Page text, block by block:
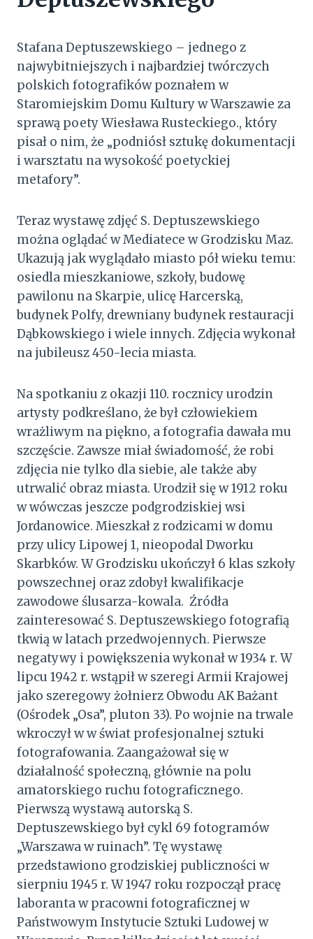
Stafana Deptuszewskiego – jednego z
najwybitniejszych i najbardziej twórczych
polskich fotografików poznałem w
Staromiejskim Domu Kultury w Warszawie za
sprawą poety Wiesława Rusteckiego., który
pisał o nim, że „podniósł sztukę dokumentacji
i warsztatu na wysokość poetyckiej
metafory”.
Teraz wystawę zdjęć S. Deptuszewskiego
można oglądać w Mediatece w Grodzisku Maz.
Ukazują jak wyglądało miasto pół wieku temu:
osiedla mieszkaniowe, szkoły, budowę
pawilonu na Skarpie, ulicę Harcerską,
budynek Polfy, drewniany budynek restauracji
Dąbkowskiego i wiele innych. Zdjęcia wykonał
na jubileusz 450-lecia miasta.
Na spotkaniu z okazji 110. rocznicy urodzin
artysty podkreślano, że był człowiekiem
wrażliwym na piękno, a fotografia dawała mu
szczęście. Zawsze miał świadomość, że robi
zdjęcia nie tylko dla siebie, ale także aby
utrwalić obraz miasta. Urodził się w 1912 roku
w wówczas jeszcze podgrodziskiej wsi
Jordanowice. Mieszkał z rodzicami w domu
przy ulicy Lipowej 1, nieopodal Dworku
Skarbków. W Grodzisku ukończył 6 klas szkoły
powszechnej oraz zdobył kwalifikacje
zawodowe ślusarza-kowala. Źródła
zainteresować S. Deptuszewskiego fotografią
tkwią w latach przedwojennych. Pierwsze
negatywy i powiększenia wykonał w 1934 r. W
lipcu 1942 r. wstąpił w szeregi Armii Krajowej
jako szeregowy żołnierz Obwodu AK Bażant
(Ośrodek „Osa”, pluton 33). Po wojnie na trwale
wkroczył w w świat profesjonalnej sztuki
fotografowania. Zaangażował się w
działalność społeczną, głównie na polu
amatorskiego ruchu fotograficznego.
Pierwszą wystawą autorską S.
Deptuszewskiego był cykl 69 fotogramów
„Warszawa w ruinach”. Tę wystawę
przedstawiono grodziskiej publiczności w
sierpniu 1945 r. W 1947 roku rozpoczął pracę
laboranta w pracowni fotograficznej w
Państwowym Instytucie Sztuki Ludowej w